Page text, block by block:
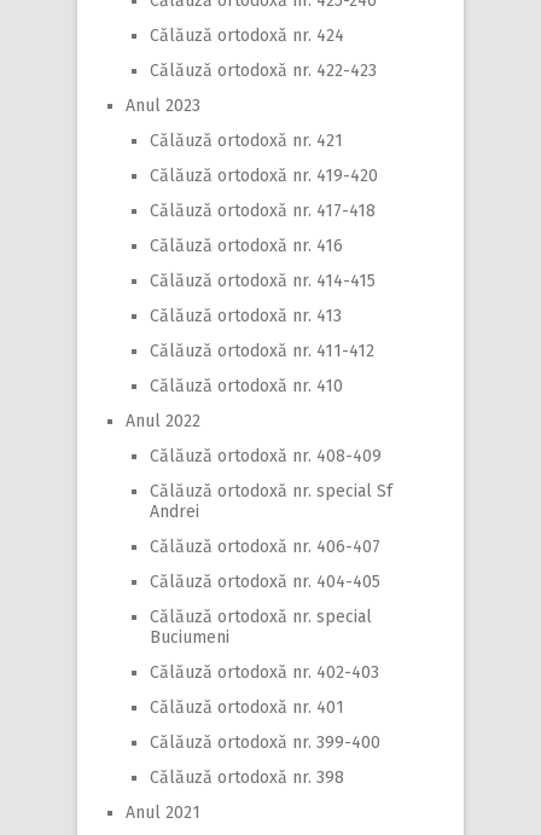
Călăuză ortodoxă nr. 424
Călăuză ortodoxă nr. 422-423
Anul 2023
Călăuză ortodoxă nr. 421
Călăuză ortodoxă nr. 419-420
Călăuză ortodoxă nr. 417-418
Călăuză ortodoxă nr. 416
Călăuză ortodoxă nr. 414-415
Călăuză ortodoxă nr. 413
Călăuză ortodoxă nr. 411-412
Călăuză ortodoxă nr. 410
Anul 2022
Călăuză ortodoxă nr. 408-409
Călăuză ortodoxă nr. special Sf
Andrei
Călăuză ortodoxă nr. 406-407
Călăuză ortodoxă nr. 404-405
Călăuză ortodoxă nr. special
Buciumeni
Călăuză ortodoxă nr. 402-403
Călăuză ortodoxă nr. 401
Călăuză ortodoxă nr. 399-400
Călăuză ortodoxă nr. 398
Anul 2021